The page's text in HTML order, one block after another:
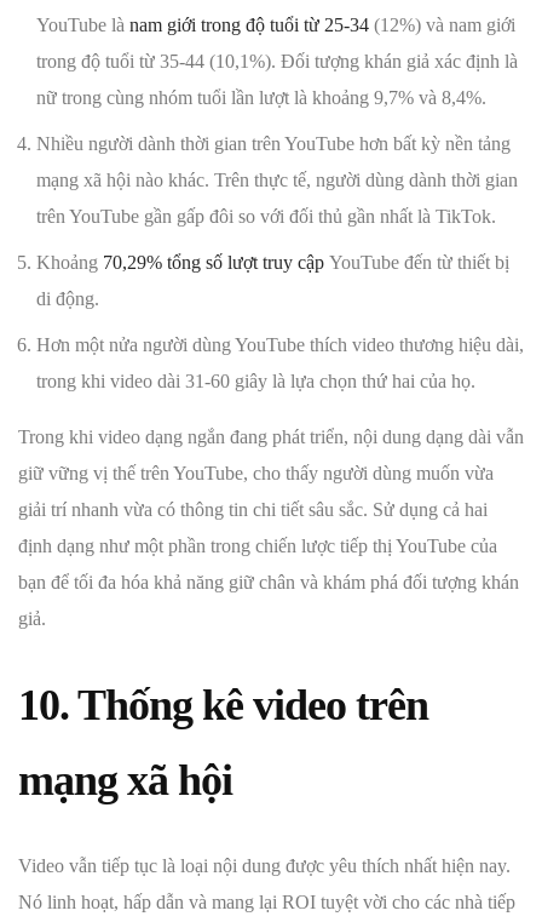
YouTube là nam giới trong độ tuổi từ 25-34 (12%) và nam giới
trong độ tuổi từ 35-44 (10,1%). Đối tượng khán giả xác định là
nữ trong cùng nhóm tuổi lần lượt là khoảng 9,7% và 8,4%.
Nhiều người dành thời gian trên YouTube hơn bất kỳ nền tảng
mạng xã hội nào khác. Trên thực tế, người dùng dành thời gian
trên YouTube gần gấp đôi so với đối thủ gần nhất là TikTok.
Khoảng 70,29% tổng số lượt truy cập YouTube đến từ thiết bị
di động.
Hơn một nửa người dùng YouTube thích video thương hiệu dài,
trong khi video dài 31-60 giây là lựa chọn thứ hai của họ.
Trong khi video dạng ngắn đang phát triển, nội dung dạng dài vẫn
giữ vững vị thế trên YouTube, cho thấy người dùng muốn vừa
giải trí nhanh vừa có thông tin chi tiết sâu sắc. Sử dụng cả hai
định dạng như một phần trong chiến lược tiếp thị YouTube của
bạn để tối đa hóa khả năng giữ chân và khám phá đối tượng khán
giả.
10. Thống kê video trên
mạng xã hội
Video vẫn tiếp tục là loại nội dung được yêu thích nhất hiện nay.
Nó linh hoạt, hấp dẫn và mang lại ROI tuyệt vời cho các nhà tiếp